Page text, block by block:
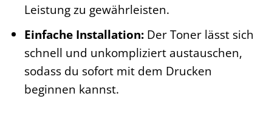
Leistung zu gewährleisten.
Einfache Installation:Der Toner lässt sich
schnell und unkompliziert austauschen,
sodass du sofort mit dem Drucken
beginnen kannst.